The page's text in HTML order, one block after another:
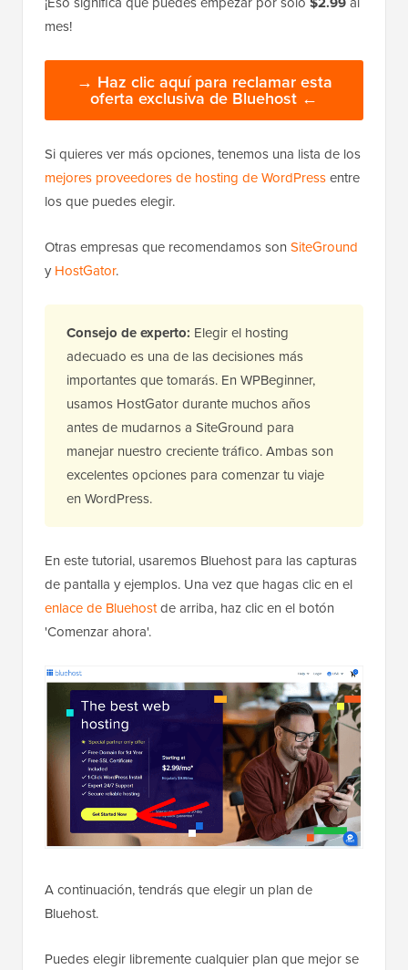
mes!
→ Haz clic aquí para reclamar esta
oferta exclusiva de Bluehost ←
Si quieres ver más opciones, tenemos una lista de los
mejores proveedores de hosting de WordPressentre
los que puedes elegir.
Otras empresas que recomendamos son SiteGround
y HostGator.
Consejo de experto: Elegir el hosting
adecuado es una de las decisiones más
importantes que tomarás. En WPBeginner,
usamos HostGator durante muchos años
antes de mudarnos a SiteGround para
manejar nuestro creciente tráfico. Ambas son
excelentes opciones para comenzar tu viaje
en WordPress.
En este tutorial, usaremos Bluehost para las capturas
de pantalla y ejemplos. Una vez que hagas clic en el
enlace de Bluehostde arriba, haz clic en el botón
'Comenzar ahora'.
A continuación, tendrás que elegir un plan de
Bluehost.
Puedes elegir libremente cualquier plan que mejor se